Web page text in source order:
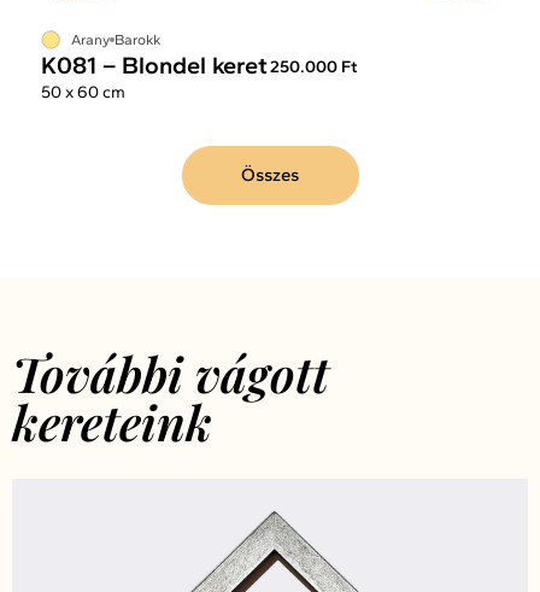
Arany Barokk
K081 – Blondel keret250.000 Ft
50 x 60 cm
Összes
További vágott
kereteink